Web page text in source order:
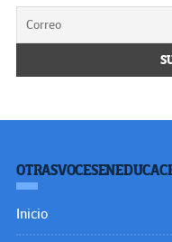
Inicio